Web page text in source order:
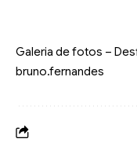
Galeria de fotos –
bruno.fernandes